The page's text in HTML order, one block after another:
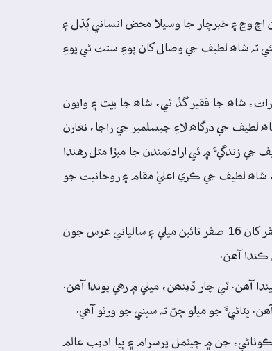
وڃ ۽ خبرچار جا وسيلا محض انساني ٻُڌل ۽
تہ شاھ لطيف جي وصال کان پوءِ ستت ئي پوءِ
شاھ جا فقير گڏ ٿي، شاھ جا بيت ۽ وايون
لطيف جي درگاھ لاءِ جيسلمير جي راجا، نغارن
۾ ئي ارادتمندن جا ميڙا متل رهندا
شاھ لطيف جي ڪري اعليٰ مقام ۽ روحانيت جو
صفر مھيني جي 14 تاريخ، شاھ لطيف جي وفات جو ڏينھن آھي. شاھ لطيف جي درگاھ تي، ھر سال 14 صفر کان 16 صفر تائين ميلي ۽ سالياني عرس جون
ڪندا آھن.
آھن. ٽي چار ڏينھن، ميلي ۾ رهي پوندا آھن.
ڀٽائيءَ جو ميلو ڄڻ تہ سڀني جو ورثو آھي.
جي ھندو اديبن ڪوٺائي، جن ۾ ڄيٺمل پرسرام ۽ ٻيا اديب عالم